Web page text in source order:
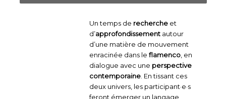
Un temps de recherche et
d’approfondissement autour
d’une matière de mouvement
enracinée dans leflamenco , en
dialogue avec une perspective
contemporaine . En tissant ces
deux univers, les participant·e·s
feront émerger un langage